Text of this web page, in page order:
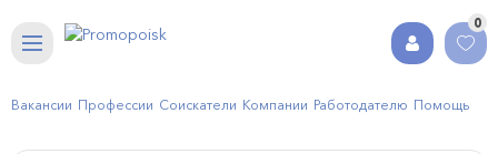
0
Вакансии Профессии Соискатели Компании Работодателю Помощь